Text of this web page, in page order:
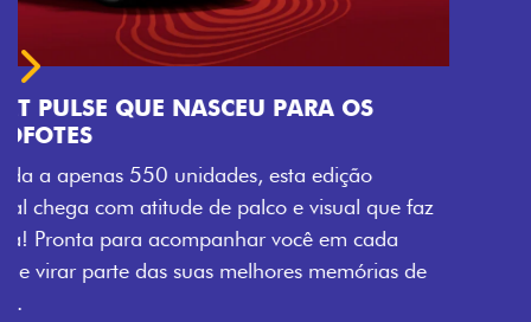
VISUAL COM ENERGIA LOLLABR
Se liga no que compõe a identidade exclusiva do
festival: série numerada, adesivo lateral LollaBR e a
soleira temática que reforçam a exclusividade,
enquanto os detalhes escurecidos, o teto bicolor e as
rodas de liga-leve aro 16” em preto brilhante
completam o visual com ainda mais estilo.
Previous
Next
Próximo
Tecnologia que acompanha o seu ritmo